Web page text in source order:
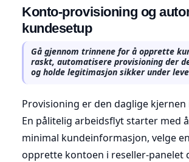
Konto-provisioning og
kundesetup
Gå gjennom trinnene for å opprette
raskt, automatisere provisioning der
og holde legitimasjon sikker under
Provisioning er den daglige kjernen
En pålitelig arbeidsflyt starter med
minimal kundeinformasjon, velge
opprette kontoen i reseller-panelet